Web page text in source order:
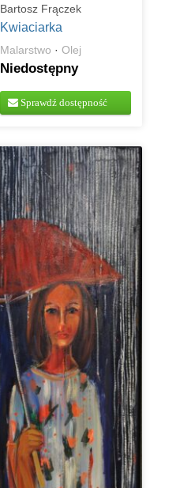
Bartosz Frączek
Kwiaciarka
Malarstwo · Olej
Niedostępny
Sprawdź dostępność